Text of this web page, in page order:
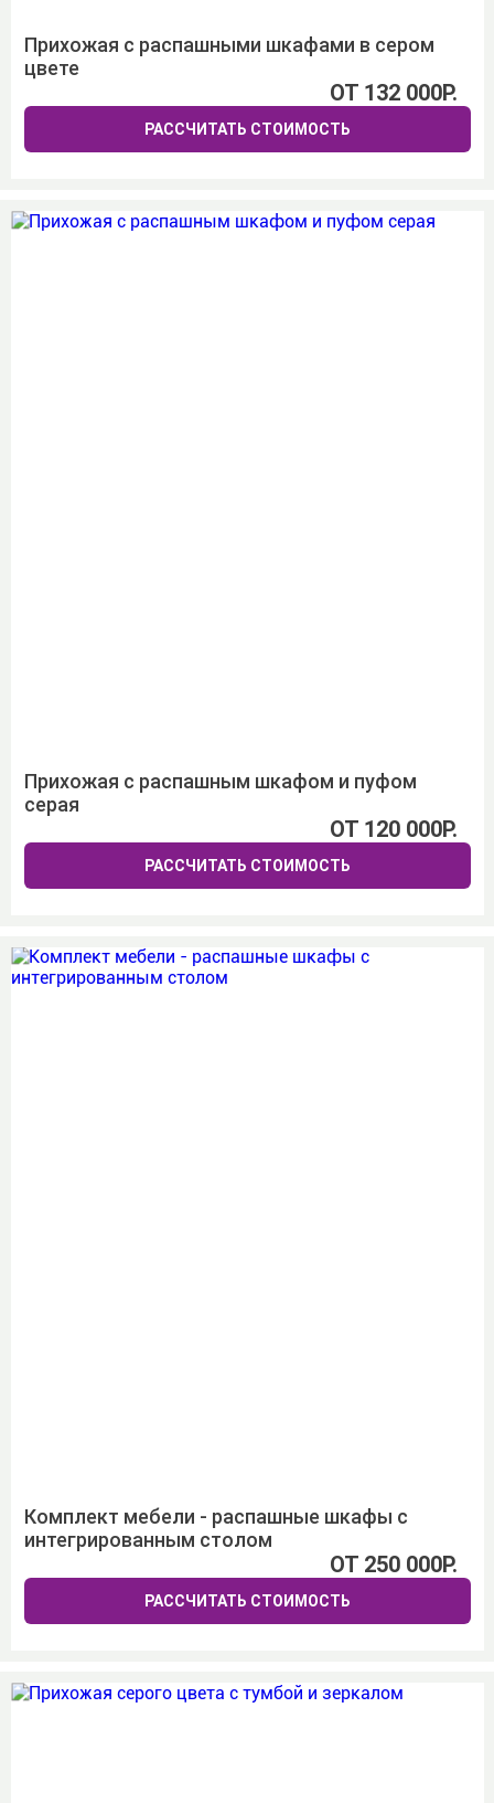
Прихожая с распашными шкафами в сером
цвете
ОТ 132 000Р.
РАССЧИТАТЬ СТОИМОСТЬ
Прихожая с распашным шкафом и пуфом
серая
ОТ 120 000Р.
РАССЧИТАТЬ СТОИМОСТЬ
Комплект мебели - распашные шкафы с
интегрированным столом
ОТ 250 000Р.
РАССЧИТАТЬ СТОИМОСТЬ